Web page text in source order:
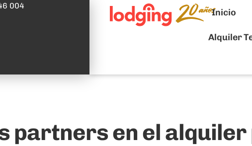
004
Inicio
Alquiler
partners en el alquiler